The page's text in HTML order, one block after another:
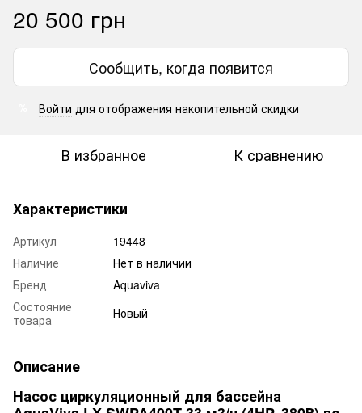
20 500 грн
Сообщить, когда появится
Войти для отображения накопительной скидки
В избранное К сравнению
Характеристики
Артикул
19448
Наличие
Нет в наличии
Бренд
Aquaviva
Состояние
товара
Новый
Описание
Насос циркуляционный для бассейна